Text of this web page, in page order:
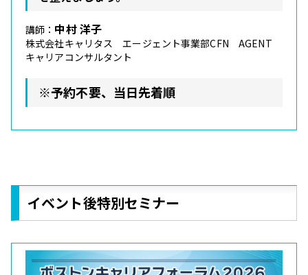
講師： 中村 洋子
株式会社キャリタス エージェント事業部CFN AGENT
キャリアコンサルタント
※予約不要、当日先着順
イベント後特別セミナー